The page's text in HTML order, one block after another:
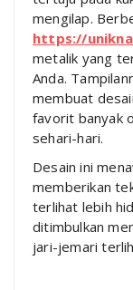
mengilap.
https://
metalik yang
Anda.
membuat
favorit banyak
sehari-hari.
Desain ini
memberikan
terlihat lebih
ditimbulkan
jari-jemari